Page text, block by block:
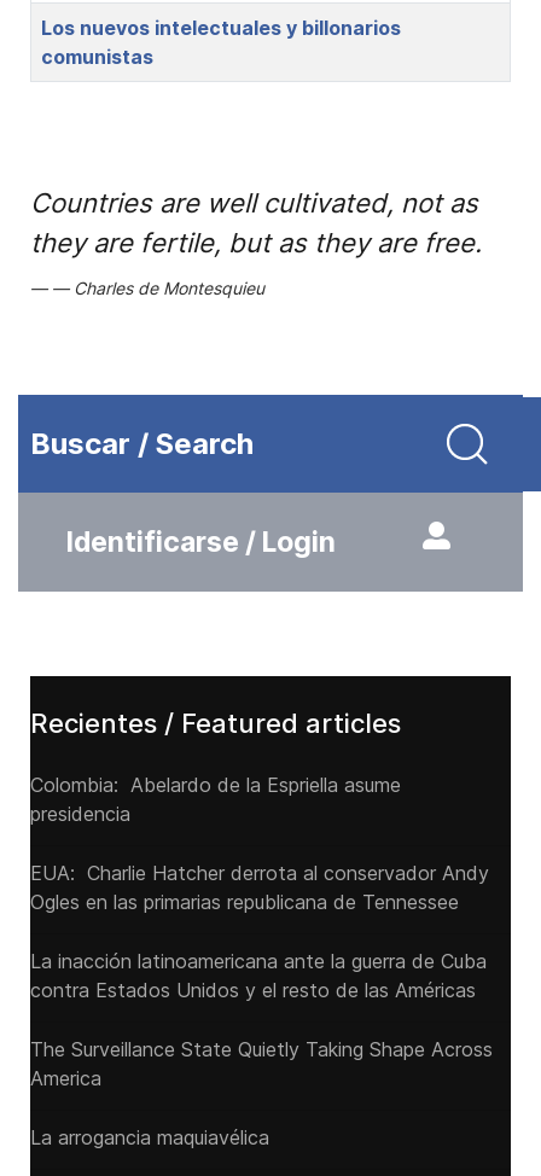
Los nuevos intelectuales y billonarios
comunistas
Countries are well cultivated, not as
they are fertile, but as they are free.
Charles de Montesquieu
Buscar / Search
Identificarse / Login
Recientes / Featured articles
Colombia: Abelardo de la Espriella asume
presidencia
EUA: Charlie Hatcher derrota al conservador Andy
Ogles en las primarias republicana de Tennessee
La inacción latinoamericana ante la guerra de Cuba
contra Estados Unidos y el resto de las Américas
The Surveillance State Quietly Taking Shape Across
America
La arrogancia maquiavélica